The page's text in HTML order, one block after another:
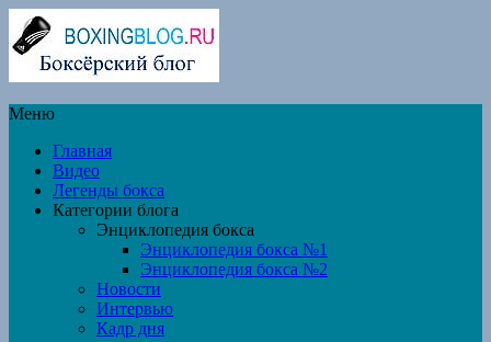
Меню
Главная
Видео
Легенды бокса
Категории блога
Энциклопедия бокса
Энциклопедия бокса №1
Энциклопедия бокса №2
Новости
Интервью
Кадр дня